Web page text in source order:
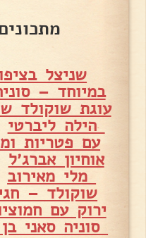
שניצל
במיוחד –
עוגת שוקולד
הילה ליברטי
עם פטריות
אוחיון אברג׳ל
מלי מאירוב
שוקולד –
ירוק עם
סוניה סאני